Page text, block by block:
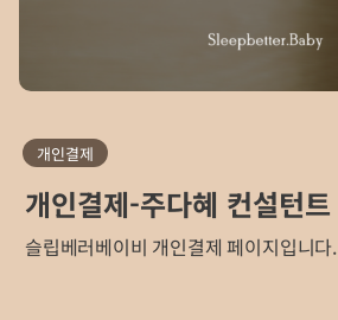
개인결제
개인결제-주다혜 컨설턴트
슬립베러베이비 개인결제 페이지입니다.